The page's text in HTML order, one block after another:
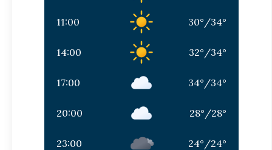
11:00 30° /34°
14:00 32° /34°
17:00 34° /34°
20:00 28° /28°
23:00 24° /24°